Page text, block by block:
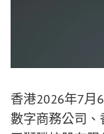
香港2026年7月
數字商務公司